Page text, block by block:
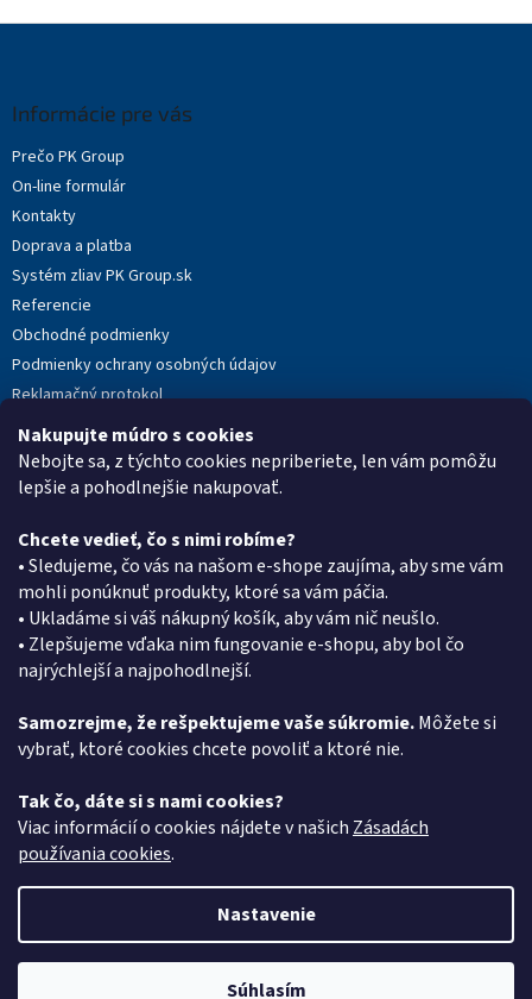
Nakupujte múdro s cookies
Nebojte sa, z týchto cookies nepriberiete, len vám pomôžu
lepšie a pohodlnejšie nakupovať.
Chcete vedieť, čo s nimi robíme?
• Sledujeme, čo vás na našom e-shope zaujíma, aby sme vám
mohli ponúknuť produkty, ktoré sa vám páčia.
• Ukladáme si váš nákupný košík, aby vám nič neušlo.
• Zlepšujeme vďaka nim fungovanie e-shopu, aby bol čo
najrýchlejší a najpohodlnejší.
Samozrejme, že rešpektujeme vaše súkromie.Môžete si
vybrať, ktoré cookies chcete povoliť a ktoré nie.
Tak čo, dáte si s nami cookies?
Viac informácií o cookies nájdete v našich Zásadách
používania cookies.
Nastavenie
Súhlasím
Informácie pre vás
Prečo PK Group
On-line formulár
Kontakty
Doprava a platba
Systém zliav PK Group.sk
Referencie
Obchodné podmienky
Podmienky ochrany osobných údajov
Reklamačný protokol
Novinky
Moja objednávka
Kontakt
eshop@pkgroup.sk
+420739079933
+420734621131
Vyhľadávanie
HĽADAŤ
Vytvoril Shoptet
PK Group SK. Všetky práva vyhradené.